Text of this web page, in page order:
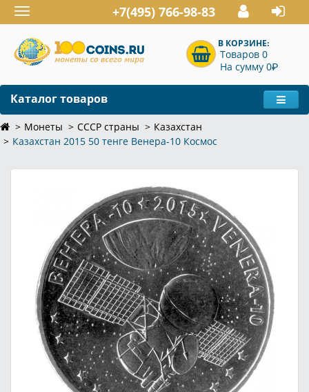
Toggle
navigation
+7(495) 766-98-83
В КОРЗИНЕ:
Товаров 0
На сумму 0P
Каталог товаров
Монеты СССР страны
Казахстан
Казахстан 2015 50 тенге Венера-10 Космос